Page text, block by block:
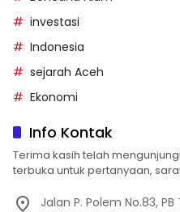
investasi
Indonesia
sejarah Aceh
Ekonomi
Info Kontak
Terima kasih telah
terbuka untuk pertanyaan,
Jalan P. Polem No.83,